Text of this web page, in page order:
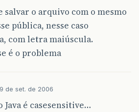
salvar o arquivo com o mesmo
pública, nesse caso
com letra maiúscula.
é o problema
de set. de 2006
Java é casesensitive…